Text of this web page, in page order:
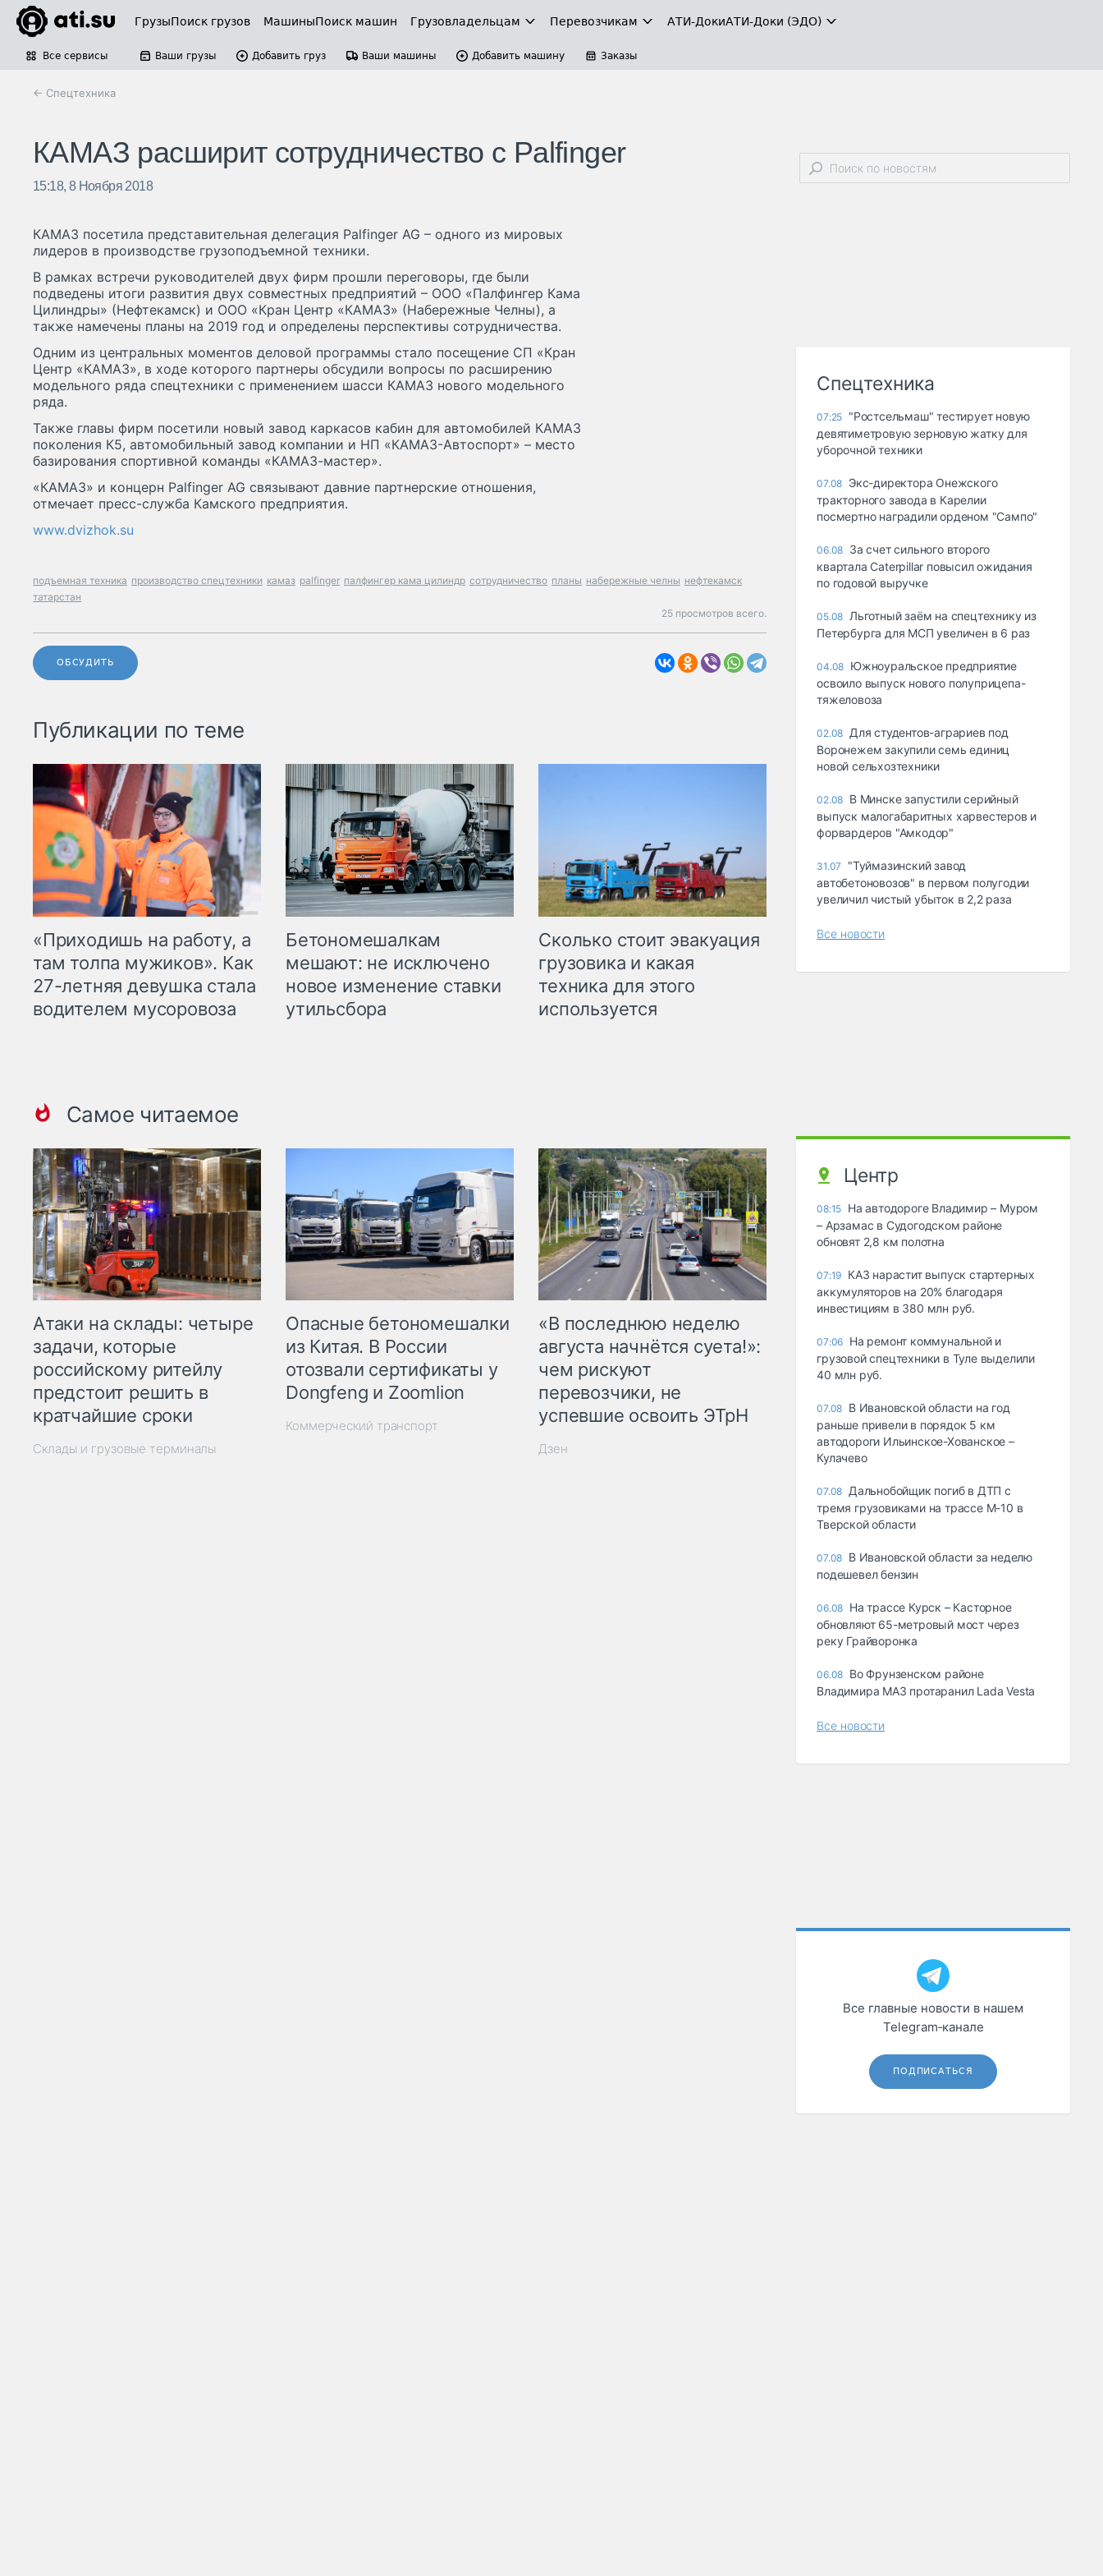
ГрузыПоиск грузов МашиныПоиск машин Грузовладельцам Перевозчикам АТИ-ДокиАТИ-Доки (ЭДО)
Все сервисы Ваши грузы Добавить груз Ваши машины Добавить машину Заказы
← Спецтехника
КАМАЗ расширит сотрудничество с Palfinger
15:18, 8 Ноября 2018
КАМАЗ посетила представительная делегация Palfinger AG – одного из мировых
лидеров в производстве грузоподъемной техники.
В рамках встречи руководителей двух фирм прошли переговоры, где были
подведены итоги развития двух совместных предприятий – ООО «Палфингер Кама
Цилиндры» (Нефтекамск) и ООО «Кран Центр «КАМАЗ» (Набережные Челны), а
также намечены планы на 2019 год и определены перспективы сотрудничества.
Одним из центральных моментов деловой программы стало посещение СП «Кран
Центр «КАМАЗ», в ходе которого партнеры обсудили вопросы по расширению
модельного ряда спецтехники с применением шасси КАМАЗ нового модельного
ряда.
Также главы фирм посетили новый завод каркасов кабин для автомобилей КАМАЗ
поколения К5, автомобильный завод компании и НП «КАМАЗ-Автоспорт» – место
базирования спортивной команды «КАМАЗ-мастер».
«КАМАЗ» и концерн Palfinger AG связывают давние партнерские отношения,
отмечает пресс-служба Камского предприятия.
www.dvizhok.su
подъемная техника производство спецтехники камаз palfinger палфингер кама цилиндр сотрудничество планы набережные челны нефтекамск
татарстан
25 просмотров всего.
ОБСУДИТЬ
Публикации по теме
«Приходишь на работу, а
там толпа мужиков». Как
27-летняя девушка стала
водителем мусоровоза
Бетономешалкам
мешают: не исключено
новое изменение ставки
утильсбора
Сколько стоит эвакуация
грузовика и какая
техника для этого
используется
Самое читаемое
Атаки на склады: четыре
задачи, которые
российскому ритейлу
предстоит решить в
кратчайшие сроки
Склады и грузовые терминалы
Опасные бетономешалки
из Китая. В России
отозвали сертификаты у
Dongfeng и Zoomlion
Коммерческий транспорт
«В последнюю неделю
августа начнётся суета!»:
чем рискуют
перевозчики, не
успевшие освоить ЭТрН
Дзен
Спецтехника
07:25 "Ростсельмаш" тестирует новую
девятиметровую зерновую жатку для
уборочной техники
07.08 Экс-директора Онежского
тракторного завода в Карелии
посмертно наградили орденом "Сампо"
06.08 За счет сильного второго
квартала Caterpillar повысил ожидания
по годовой выручке
05.08 Льготный заём на спецтехнику из
Петербурга для МСП увеличен в 6 раз
04.08 Южноуральское предприятие
освоило выпуск нового полуприцепа-
тяжеловоза
02.08 Для студентов-аграриев под
Воронежем закупили семь единиц
новой сельхозтехники
02.08 В Минске запустили серийный
выпуск малогабаритных харвестеров и
форвардеров "Амкодор"
31.07
"Туймазинский завод
автобетоновозов" в первом полугодии
увеличил чистый убыток в 2,2 раза
Все новости
Центр
08:15 На автодороге Владимир – Муром
– Арзамас в Судогодском районе
обновят 2,8 км полотна
07:19 КАЗ нарастит выпуск стартерных
аккумуляторов на 20% благодаря
инвестициям в 380 млн руб.
07:06 На ремонт коммунальной и
грузовой спецтехники в Туле выделили
40 млн руб.
07.08 В Ивановской области на год
раньше привели в порядок 5 км
автодороги Ильинское-Хованское –
Кулачево
07.08 Дальнобойщик погиб в ДТП с
тремя грузовиками на трассе М-10 в
Тверской области
07.08 В Ивановской области за неделю
подешевел бензин
06.08 На трассе Курск – Касторное
обновляют 65-метровый мост через
реку Грайворонка
06.08 Во Фрунзенском районе
Владимира МАЗ протаранил Lada Vesta
Все новости
Все главные новости в нашем
Telegram‑канале
ПОДПИСАТЬСЯ